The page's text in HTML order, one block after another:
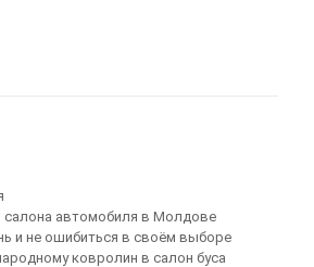
салона автомобиля в Молдове
и не ошибиться в своём выборе
ковролин в салон буса